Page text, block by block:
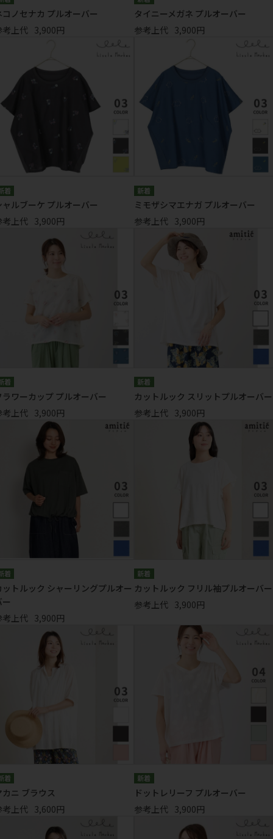
コノセナカ プルオーバー
考上代 3,900円
タイニーメガネ プルオーバー
参考上代 3,900円
ャルブーケ プルオーバー
考上代 3,900円
ミモザシマエナガ プルオーバー
参考上代 3,900円
ラワーカップ プルオーバー
考上代 3,900円
カットルック スリットプルオーバー
参考上代 3,900円
ットルック シャーリングプルオー
考上代 3,900円
カットルック フリル袖プルオーバー
参考上代 3,900円
カニ ブラウス
考上代 3,600円
ドットレリーフ プルオーバー
参考上代 3,900円